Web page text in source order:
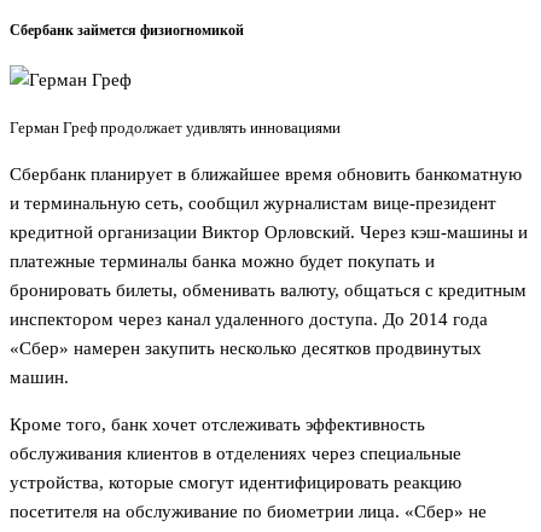
Сбербанк займется физиогномикой
Герман Греф продолжает удивлять инновациями
Сбербанк планирует в ближайшее время обновить банкоматную
и терминальную сеть, сообщил журналистам вице-президент
кредитной организации Виктор Орловский. Через кэш-машины и
платежные терминалы банка можно будет покупать и
бронировать билеты, обменивать валюту, общаться с кредитным
инспектором через канал удаленного доступа. До 2014 года
«Сбер» намерен закупить несколько десятков продвинутых
машин.
Кроме того, банк хочет отслеживать эффективность
обслуживания клиентов в отделениях через специальные
устройства, которые смогут идентифицировать реакцию
посетителя на обслуживание по биометрии лица. «Сбер» не